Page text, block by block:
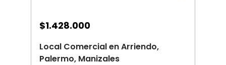
$1.428.000
Local Comercial en Arriendo,
Palermo, Manizales